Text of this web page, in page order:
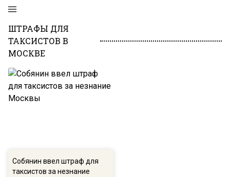
ШТРАФЫ ДЛЯ
ТАКСИСТОВ В
МОСКВЕ
Собянин ввел штраф для
таксистов за незнание